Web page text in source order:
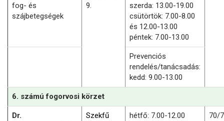
fog- és
szájbetegségek
9.
szerda: 13.00-19.00
csütörtök: 7.00-8.00
és 12.00-13.00
péntek: 7.00-13.00
Prevenciós
rendelés/tanácsadás:
kedd: 9.00-13.00
6. számú fogorvosi körzet
Dr.
Szekfű
hétfő: 7.00-12.00
70/